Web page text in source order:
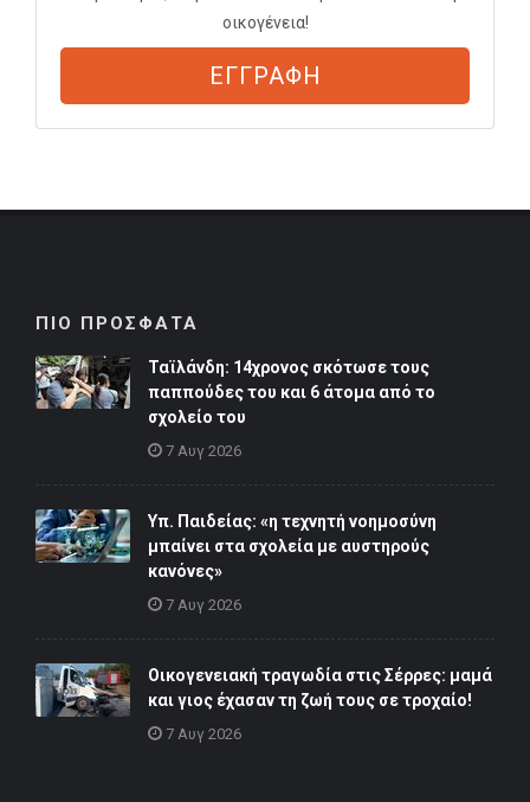
οικογένεια!
ΕΓΓΡΑΦΗ
ΠΙΟ ΠΡΟΣΦΑΤΑ
Ταϊλάνδη: 14χρονος σκότωσε τους
παππούδες του και 6 άτομα από το
σχολείο του
7 Αυγ 2026
Υπ. Παιδείας: «η τεχνητή νοημοσύνη
μπαίνει στα σχολεία με αυστηρούς
κανόνες»
7 Αυγ 2026
Οικογενειακή τραγωδία στις Σέρρες: μαμά
και γιος έχασαν τη ζωή τους σε τροχαίο!
7 Αυγ 2026